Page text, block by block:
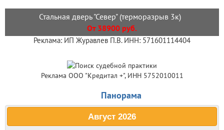
Стальная дверь "Север" (терморазрыв 3к)
От 38900 руб.
Реклама: ИП Журавлев П.В. ИНН: 571601114404
Реклама ООО "Кредитал +", ИНН 5752010011
Панорама
Август 2026